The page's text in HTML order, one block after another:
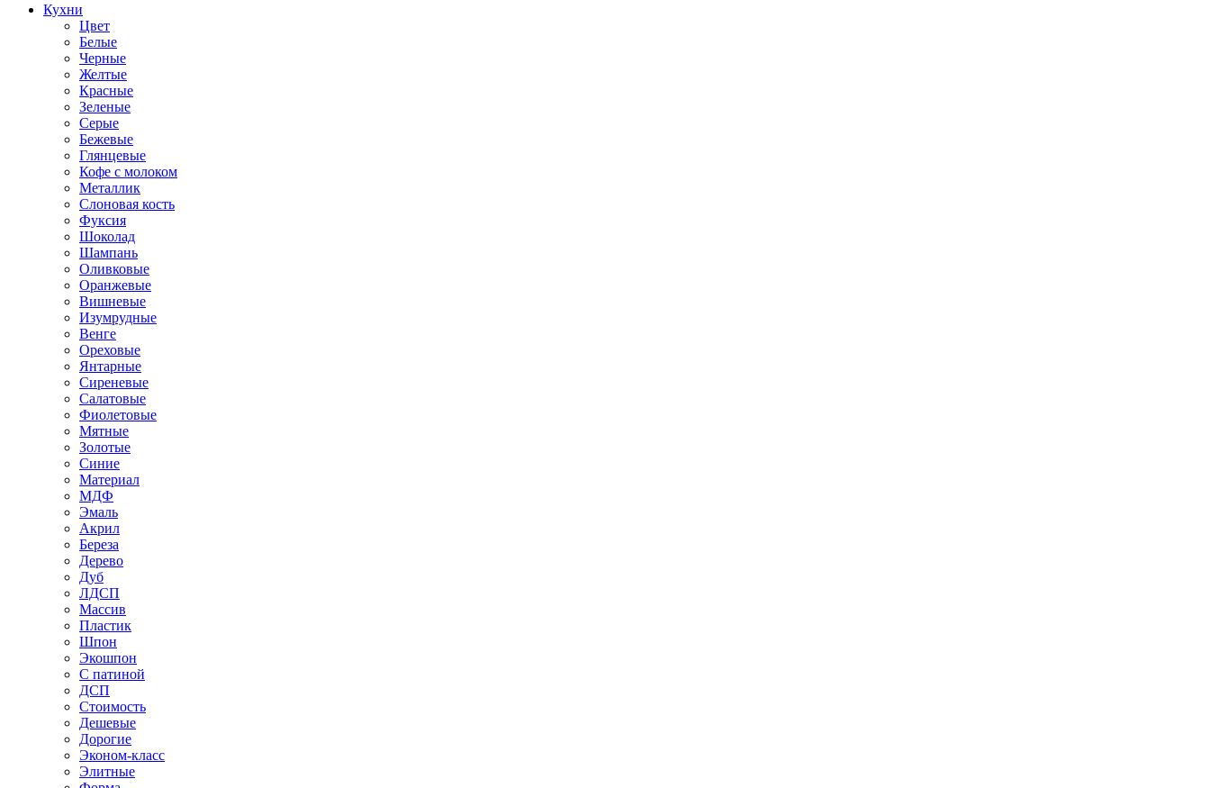
Кухни
Цвет
Белые
Черные
Желтые
Красные
Зеленые
Серые
Бежевые
Глянцевые
Кофе с молоком
Металлик
Слоновая кость
Фуксия
Шоколад
Шампань
Оливковые
Оранжевые
Вишневые
Изумрудные
Венге
Ореховые
Янтарные
Сиреневые
Салатовые
Фиолетовые
Мятные
Золотые
Синие
Материал
МДФ
Эмаль
Акрил
Береза
Дерево
Дуб
ЛДСП
Массив
Пластик
Шпон
Экошпон
С патиной
ДСП
Стоимость
Дешевые
Дорогие
Эконом-класс
Элитные